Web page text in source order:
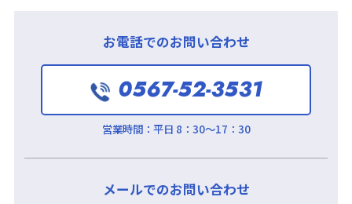
お電話でのお問い合わせ
0567-52-3531
営業時間： 平日 8：30～17：30
メールでのお問い合わせ